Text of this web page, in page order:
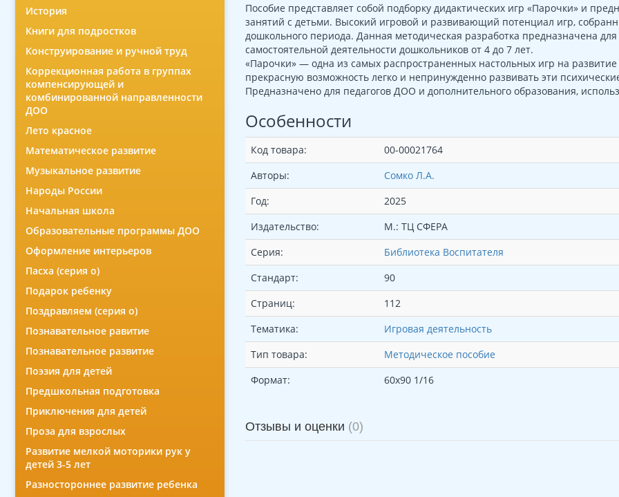
История
Книги для подростков
Конструирование и ручной труд
Коррекционная работа в группах
компенсирующей и
комбинированной направленности
ДОО
Лето красное
Математическое развитие
Музыкальное развитие
Народы России
Начальная школа
Образовательные программы ДОО
Оформление интерьеров
Пасха (серия о)
Подарок ребенку
Поздравляем (серия о)
Познавательное равитие
Познавательное развитие
Поэзия для детей
Предшкольная подготовка
Приключения для детей
Проза для взрослых
Развитие мелкой моторики рук у
детей 3-5 лет
Разностороннее развитие ребенка
Пособие представляет собой подборку дидактических игр «Парочки» и
занятий с детьми. Высокий игровой и развивающий потенциал игр,
дошкольного периода. Данная методическая разработка предназначена
самостоятельной деятельности дошкольников от 4 до 7 лет.
«Парочки» — одна из самых распространенных настольных игр на
прекрасную возможность легко и непринужденно развивать эти
Предназначено для педагогов ДОО и дополнительного образования,
Особенности
Код товара:
00-00021764
Авторы:
Сомко Л.А.
Год:
2025
Издательство:
М.: ТЦ СФЕРА
Серия:
Библиотека Воспитателя
Стандарт:
90
Страниц:
112
Тематика:
Игровая деятельность
Тип товара:
Методическое пособие
Формат:
60х90 1/16
Отзывы и оценки (0)